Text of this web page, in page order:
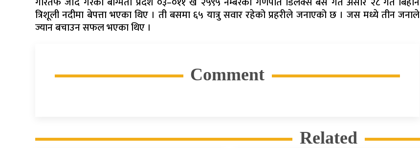
त्रिशूली नदीमा बेपत्ता भएका थिए । ती बसमा ६५ यात्रु सवार रहेको प्रहरीले जनाएको छ । जस मध्ये तीन जनाले
ज्यान बचाउन सफल भएका थिए ।
Comment
Related